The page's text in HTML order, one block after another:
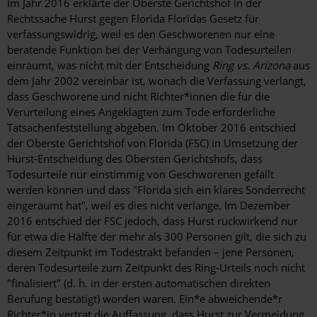
Im Jahr 2016 erklärte der Oberste Gerichtshof in der
Rechtssache Hurst gegen Florida Floridas Gesetz für
verfassungswidrig, weil es den Geschworenen nur eine
beratende Funktion bei der Verhängung von Todesurteilen
einräumt, was nicht mit der Entscheidung Ring vs. Arizonaaus
dem Jahr 2002 vereinbar ist, wonach die Verfassung verlangt,
dass Geschworene und nicht Richter*innen die für die
Verurteilung eines Angeklagten zum Tode erforderliche
Tatsachenfeststellung abgeben. Im Oktober 2016 entschied
der Oberste Gerichtshof von Florida (FSC) in Umsetzung der
Hurst-Entscheidung des Obersten Gerichtshofs, dass
Todesurteile nur einstimmig von Geschworenen gefällt
werden können und dass "Florida sich ein klares Sonderrecht
eingeräumt hat", weil es dies nicht verlange. Im Dezember
2016 entschied der FSC jedoch, dass Hurst rückwirkend nur
für etwa die Hälfte der mehr als 300 Personen gilt, die sich zu
diesem Zeitpunkt im Todestrakt befanden – jene Personen,
deren Todesurteile zum Zeitpunkt des Ring-Urteils noch nicht
"finalisiert" (d. h. in der ersten automatischen direkten
Berufung bestätigt) worden waren. Ein*e abweichende*r